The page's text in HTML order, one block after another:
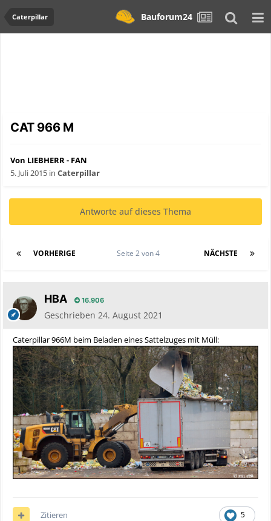
Caterpillar Bauforum24
CAT 966 M
Von LIEBHERR - FAN
5. Juli 2015 in Caterpillar
Antworte auf dieses Thema
VORHERIGE NÄCHSTE
Seite 2 von 4
HBA 16.906
Geschrieben 24. August 2021
Caterpillar 966M beim Beladen eines Sattelzuges mit Müll:
5
Zitieren